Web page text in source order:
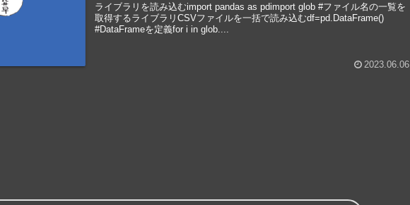
ライブラリを読み込むimport pandas as pdimport glob #ファイル名の一覧を
取得するライブラリCSVファイルを一括で読み込むdf=pd.DataFrame()
#DataFrameを定義for i in glob....
2023.06.06